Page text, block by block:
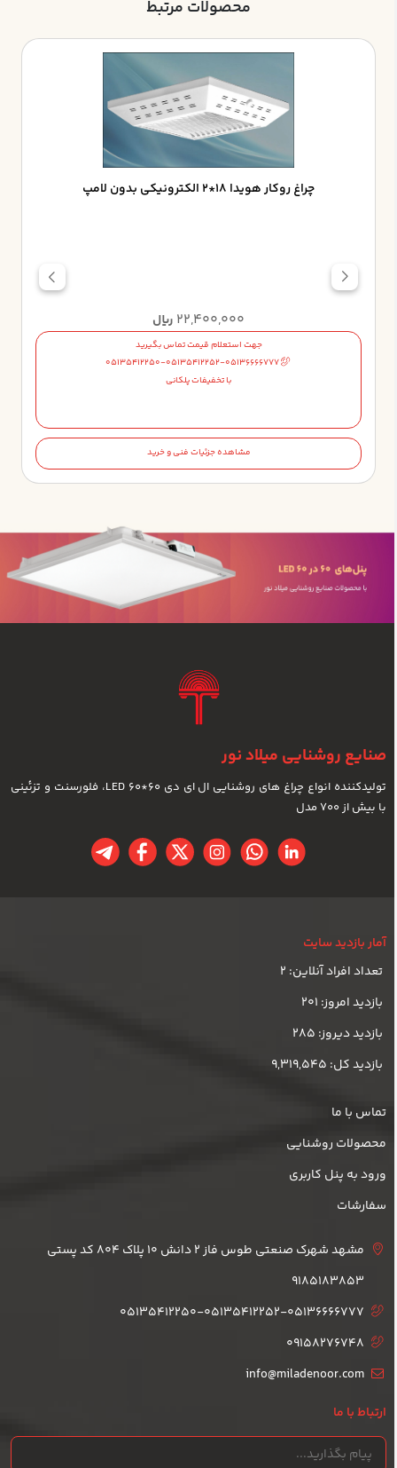
محصولات مرتبط
چراغ روکار هويدا 18*2 الکترونيکي بدون لامپ
22,400,000 ریال
جهت استعلام قیمت تماس بگیرید
05135412250-05135412252-05136666777
با تخفیفات پلکانی
مشاهده جزئیات فنی و خرید
صنایع روشنایی میلاد نور
تولیدکننده انواع چراغ های روشنایی ال ای دی LED 60*60، فلورسنت و تزئینی
با بیش از 700 مدل
آمار بازدید سایت
تعداد افراد آنلاین: 2
بازدید امروز: 201
بازدید دیروز: 285
بازدید کل: 9,319,545
تماس با ما
محصولات روشنایی
ورود به پنل کاربری
سفارشات
مشهد شهرک صنعتی طوس فاز 2 دانش 10 پلاک 804 کد پستی
9185183853
05135412250-05135412252-05136666777
09158276748
info@miladenoor.com
ارتباط با ما